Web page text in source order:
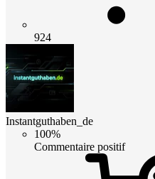
924
Instantguthaben_de
100%
Commentaire positif